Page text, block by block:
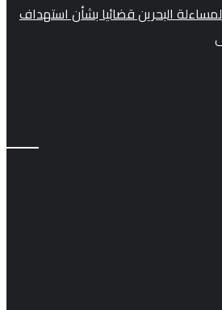
البحرين قضائيا بشأن استهداف